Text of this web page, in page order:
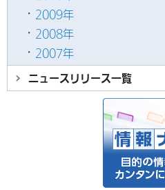
2009年
2008年
2007年
ニュースリリース一覧